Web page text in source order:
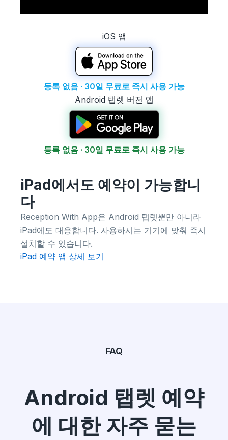
iOS 앱
등록 없음 · 30일 무료로 즉시 사용 가능
Android 탭렛 버전 앱
등록 없음 · 30일 무료로 즉시 사용 가능
iPad에서도 예약이 가능합니
다
Reception With App은 Android 탭렛뿐만 아니라
iPad에도 대응합니다. 사용하시는 기기에 맞춰 즉시
설치할 수 있습니다.
iPad 예약 앱 상세 보기
FAQ
Android 탭렛 예약
에 대한 자주 묻는